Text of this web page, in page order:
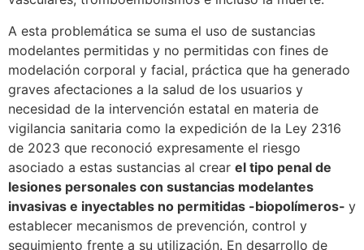
A esta problemática se suma el uso de sustancias
modelantes permitidas y no permitidas con fines de
modelación corporal y facial, práctica que ha generado
graves afectaciones a la salud de los usuarios y
necesidad de la intervención estatal en materia de
vigilancia sanitaria como la expedición de la Ley 2316
de 2023 que reconoció expresamente el riesgo
asociado a estas sustancias al crear el tipo penal de
lesiones personales con sustancias modelantes
invasivas e inyectables no permitidas -biopolímeros- y
establecer mecanismos de prevención, control y
seguimiento frente a su utilización. En desarrollo de